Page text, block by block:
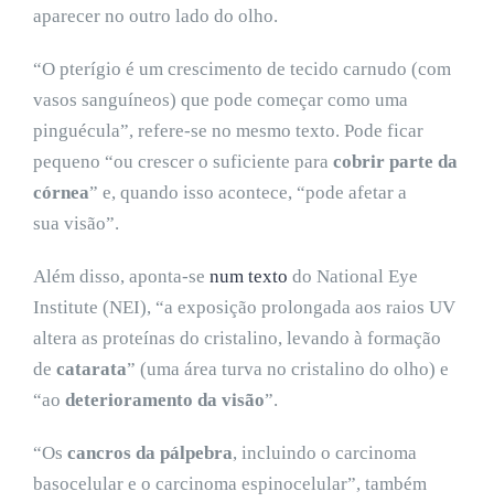
aparecer no outro lado do olho.
“O pterígio é um crescimento de tecido carnudo (com
vasos sanguíneos) que pode começar como uma
pinguécula”, refere-se no mesmo texto. Pode ficar
pequeno “ou crescer o suficiente para cobrir parte da
córnea” e, quando isso acontece, “pode afetar a
sua visão”.
Além disso, aponta-se num texto do National Eye
Institute (NEI), “a exposição prolongada aos raios UV
altera as proteínas do cristalino, levando à formação
de catarata” (uma área turva no cristalino do olho) e
“ao deterioramento da visão”.
“Os cancros da pálpebra, incluindo o carcinoma
basocelular e o carcinoma espinocelular”, também